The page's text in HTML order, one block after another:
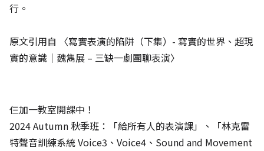
行。
原文引用自
〈寫實表演的陷阱（下集）- 寫實的世界、超現
實的意識｜魏雋展 – 三缺一劇團聊表演〉
仨加一教室開課中！
2024 Autumn 秋季班：「給所有人的表演課」、「林克雷
特聲音訓練系統 Voice3、Voice4、Sound and Movement